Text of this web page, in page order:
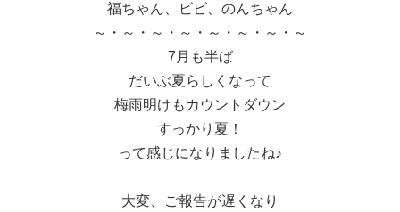
福ちゃん、ビビ、のんちゃん
～・～・～・～・～・～・～・～
7月も半ば
だいぶ夏らしくなって
梅雨明けもカウントダウン
すっかり夏！
って感じになりましたね♪
大変、ご報告が遅くなり